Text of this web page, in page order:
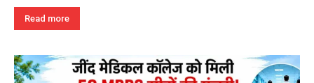
Read more